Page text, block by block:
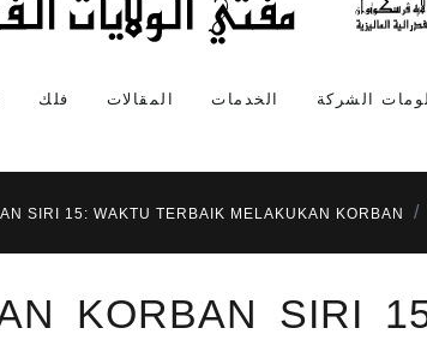
الشركة الخدمات المقالات فلك
SIRI 15: WAKTU TERBAIK MELAKUKAN KORBAN
KORBAN SIRI